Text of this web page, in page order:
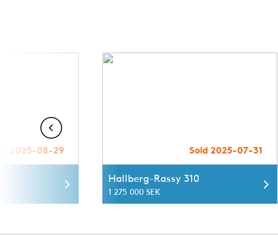
2025-08-29 Sold 2025-07-31
Hallberg-Rassy 310
1 275 000 SEK